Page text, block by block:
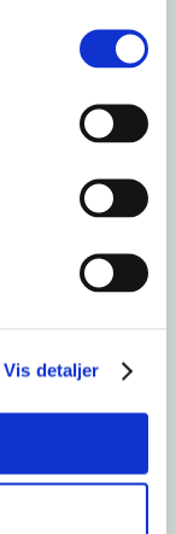
Vis detaljer